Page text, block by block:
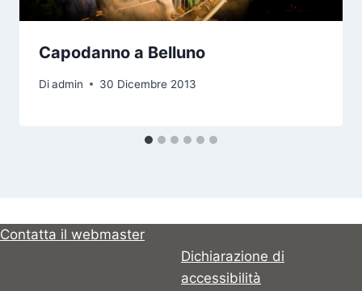
Capodanno a Belluno
Diadmin 30 Dicembre 2013
Contatta il webmaster
Dichiarazione di
accessibilità